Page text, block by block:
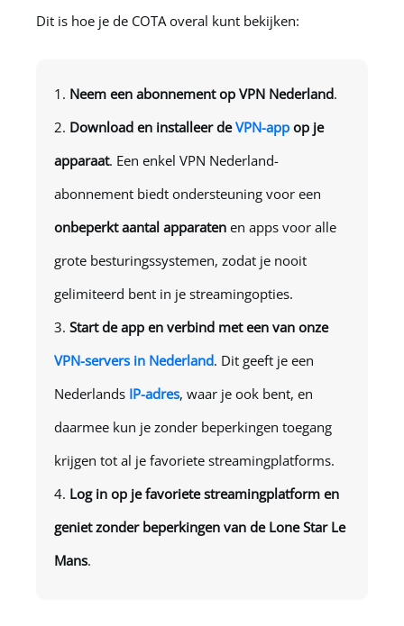
Dit is hoe je de COTA overal kunt bekijken:
Neem een abonnement op VPN Nederland.
Download en installeer deVPN-app op je
apparaat. Een enkel VPN Nederland-
abonnement biedt ondersteuning voor een
onbeperkt aantal apparaten en apps voor alle
grote besturingssystemen, zodat je nooit
gelimiteerd bent in je streamingopties.
Start de app en verbind met een van onze
VPN-servers in Nederland. Dit geeft je een
Nederlands IP-adres, waar je ook bent, en
daarmee kun je zonder beperkingen toegang
krijgen tot al je favoriete streamingplatforms.
Log in op je favoriete streamingplatform en
geniet zonder beperkingen van de Lone Star Le
Mans.